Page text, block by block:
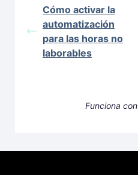
Cómo activar la
automatización
para las horas no
laborables
Funciona con